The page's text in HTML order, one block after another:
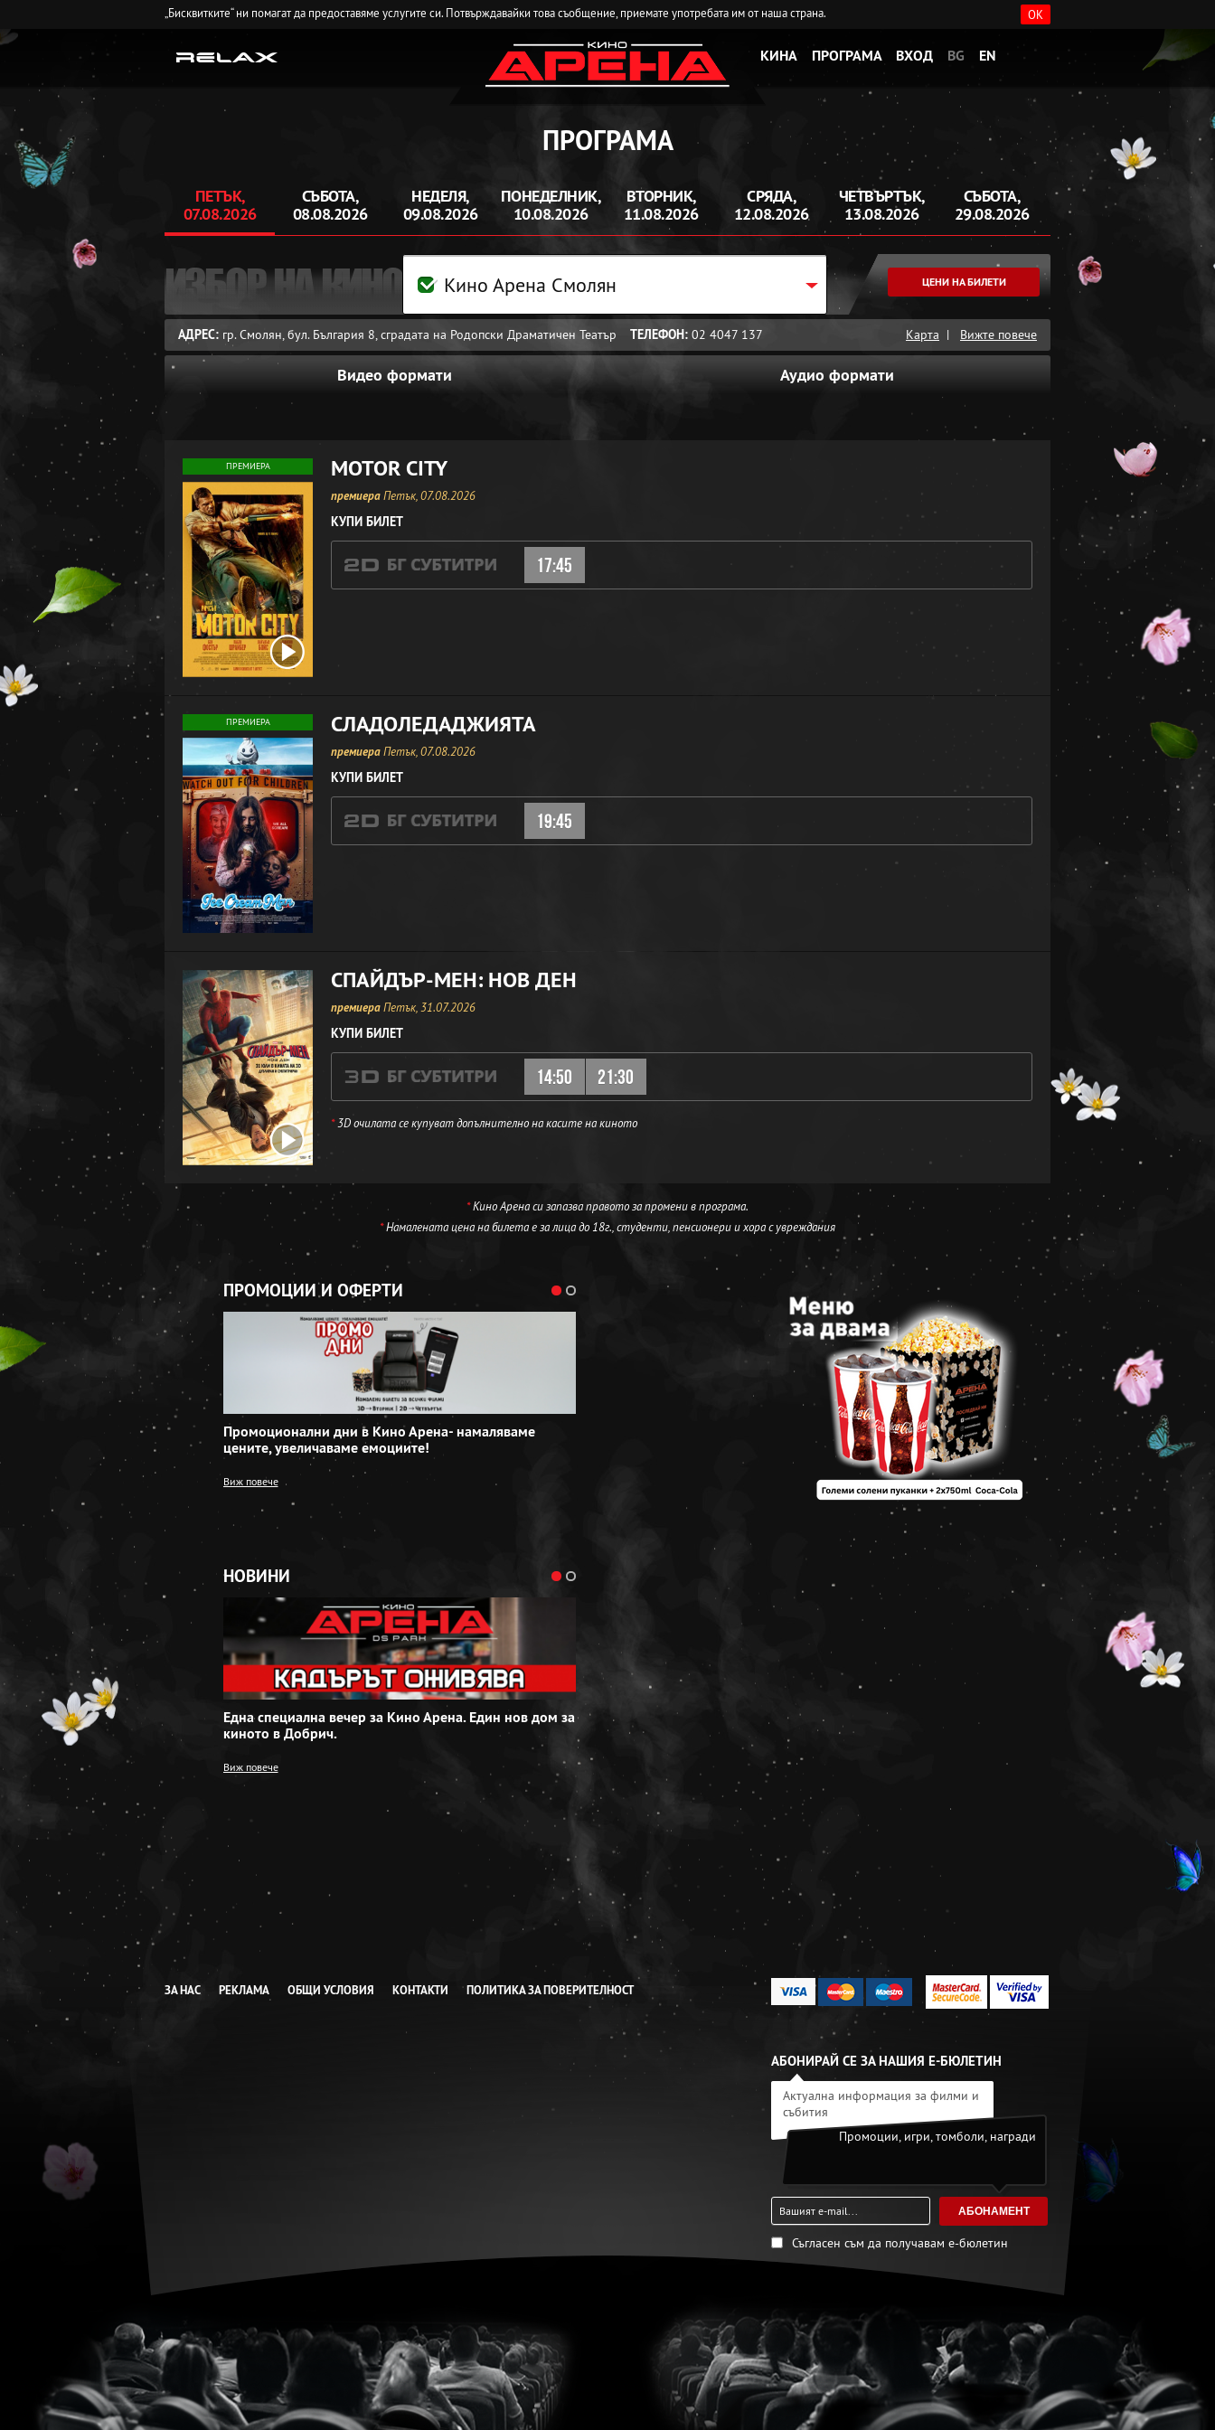
„Бисквитките“ ни помагат да предоставяме услугите си. Потвърждавайки това съобщение, приемате употребата им от наша страна. OK
КИНА ПРОГРАМА ВХОД BG EN
ПРОГРАМА
ПЕТЪК,
07.08.2026
СЪБОТА,
08.08.2026
НЕДЕЛЯ,
09.08.2026
ПОНЕДЕЛНИК,
10.08.2026
ВТОРНИК,
11.08.2026
СРЯДА,
12.08.2026
ЧЕТВЪРТЪК,
13.08.2026
СЪБОТА,
29.08.2026
ИЗБОР НА КИНО Кино Арена Смолян ЦЕНИ НА БИЛЕТИ
АДРЕС: гр. Смолян, бул. България 8, сградата на Родопски Драматичен Театър ТЕЛЕФОН: 02 4047 137 Карта | Вижте повече
Видео формати Аудио формати
ПРЕМИЕРА MOTOR CITY
премиераПетък, 07.08.2026
КУПИ БИЛЕТ
17:45
ПРЕМИЕРА СЛАДОЛЕДАДЖИЯТА
премиераПетък, 07.08.2026
КУПИ БИЛЕТ
19:45
СПАЙДЪР-МЕН: НОВ ДЕН
премиераПетък, 31.07.2026
КУПИ БИЛЕТ
14:50 21:30
*3D очилата се купуват допълнително на касите на киното
*Кино Арена си запазва правото за промени в програма.
*Намалената цена на билета е за лица до 18г., студенти, пенсионери и хора с увреждания
ПРОМОЦИИ И ОФЕРТИ
Промоционални дни в Кино Арена- намаляваме
цените, увеличаваме емоциите!
Виж повече
Специални групови оферти в Кино Арена –
НОВИНИ
Една специална вечер за Кино Арена. Един нов дом за
киното в Добрич.
Виж повече
В Кино Арена DS Park Добрич сме подготвили сладка
изненада за най-малките ни зрители!
Виж повече
ЗА НАС РЕКЛАМА ОБЩИ УСЛОВИЯ КОНТАКТИ ПОЛИТИКА ЗА ПОВЕРИТЕЛНОСТ
АБОНИРАЙ СЕ ЗА НАШИЯ Е-БЮЛЕТИН
Актуална информация за филми и
събития
Промоции, игри, томболи, награди
АБОНАМЕНТ
Съгласен съм да получавам е-бюлетин